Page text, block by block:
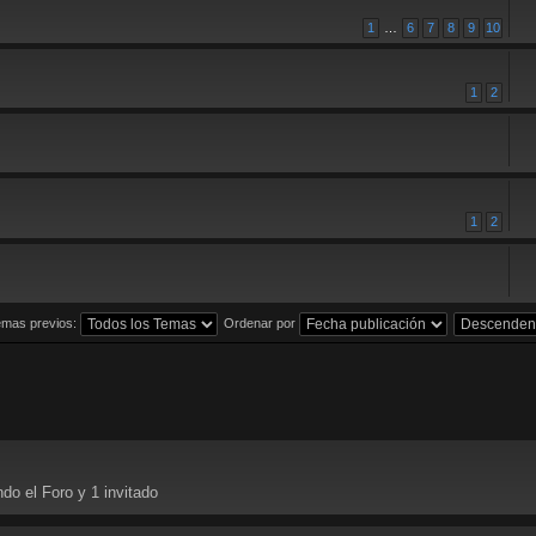
1 6 7 8 9 10
1 2
1 2
previos: Ordenar por
el Foro y 1 invitado